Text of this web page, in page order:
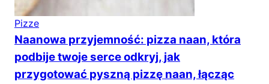
Pizze
Naanowa przyjemność: pizza naan, która
podbije twoje serce odkryj, jak
przygotować pyszną pizzę naan, łącząc